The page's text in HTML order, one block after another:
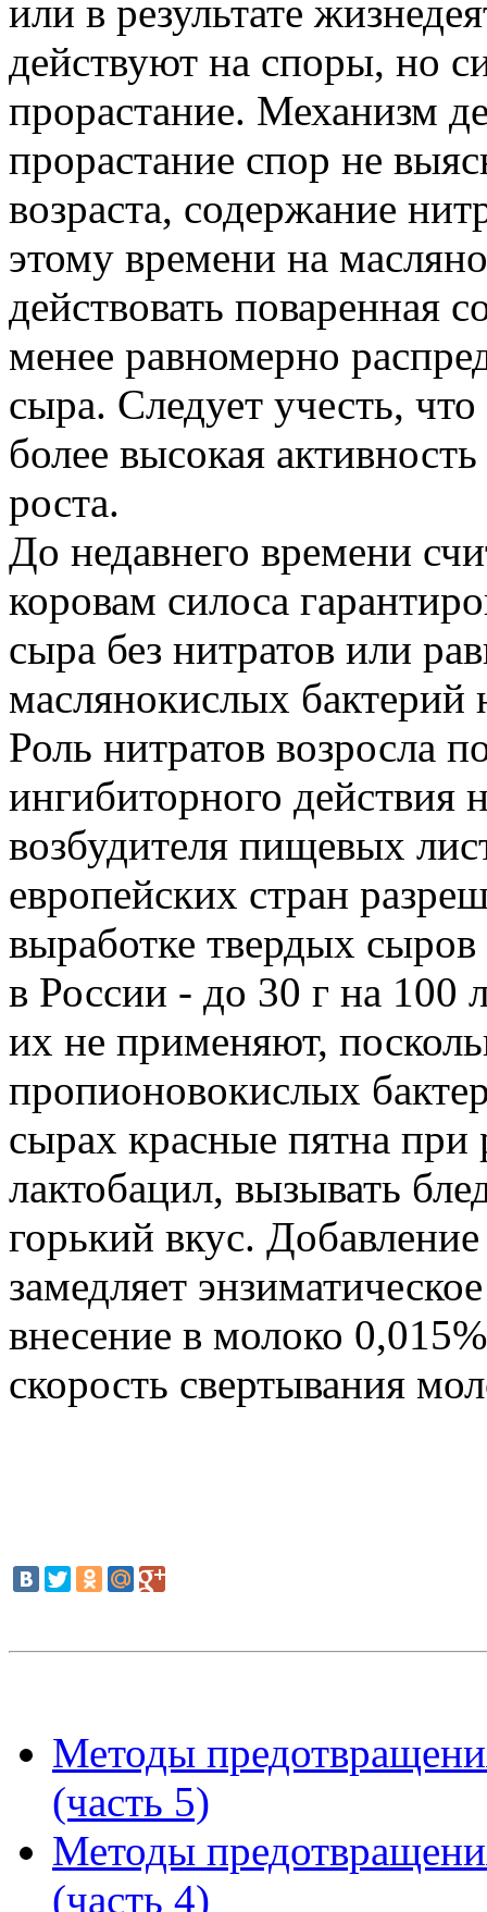
или в результате
действуют на споры, но
прорастание. Механизм
прорастание спор не
возраста, содержание
этому времени на
действовать поваренная
менее равномерно
сыра. Следует учесть,
более высокая
роста.
До недавнего времени
коровам силоса
сыра без нитратов или
маслянокислых бактерий
Роль нитратов возросла
ингибиторного действия
возбудителя пищевых
европейских стран
выработке твердых
в России - до 30 г на 100
их не применяют,
пропионовокислых
сырах красные пятна при
лактобацил, вызывать
горький вкус.
замедляет
внесение в молоко
скорость свертывания
Методы
(часть 5)
Методы
(часть 4)